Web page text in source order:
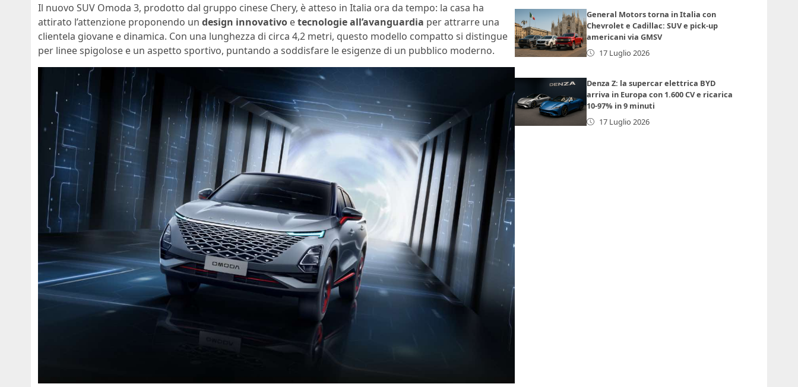
Il nuovo SUV Omoda 3, prodotto dal gruppo cinese Chery, è atteso in Italia ora da tempo: la casa ha
attirato l’attenzione proponendo un design innovativo etecnologie all’avanguardia per attrarre una
clientela giovane e dinamica. Con una lunghezza di circa 4,2 metri, questo modello compatto si distingue
per linee spigolose e un aspetto sportivo, puntando a soddisfare le esigenze di un pubblico moderno.
General Motors torna in Italia con
Chevrolet e Cadillac: SUV e pick-up
americani via GMSV
17 Luglio 2026
Denza Z: la supercar elettrica BYD
arriva in Europa con 1.600 CV e ricarica
10-97% in 9 minuti
17 Luglio 2026